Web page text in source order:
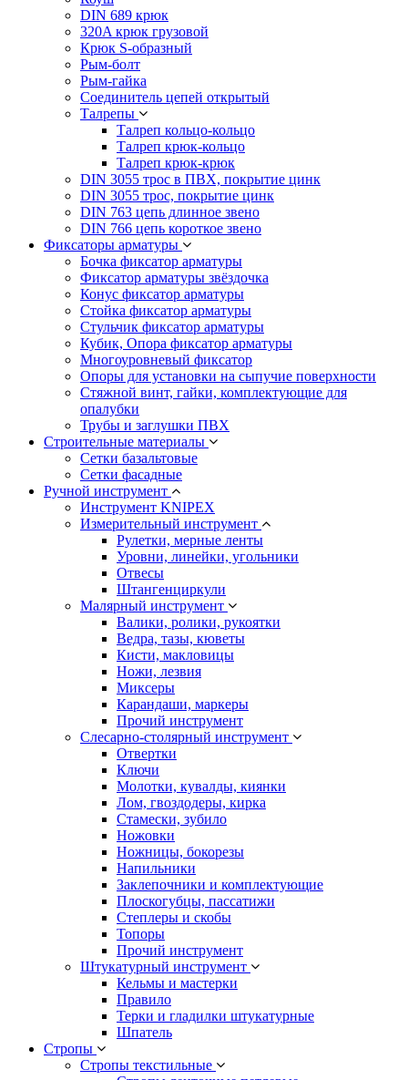
DIN 689 крюк
320A крюк грузовой
Крюк S-образный
Рым-болт
Рым-гайка
Соединитель цепей открытый
Талрепы
Талреп кольцо-кольцо
Талреп крюк-кольцо
Талреп крюк-крюк
DIN 3055 трос в ПВХ, покрытие цинк
DIN 3055 трос, покрытие цинк
DIN 763 цепь длинное звено
DIN 766 цепь короткое звено
Фиксаторы арматуры
Бочка фиксатор арматуры
Фиксатор арматуры звёздочка
Конус фиксатор арматуры
Стойка фиксатор арматуры
Стульчик фиксатор арматуры
Кубик, Опора фиксатор арматуры
Многоуровневый фиксатор
Опоры для установки на сыпучие поверхности
Стяжной винт, гайки, комплектующие для
опалубки
Трубы и заглушки ПВХ
Строительные материалы
Сетки базальтовые
Сетки фасадные
Ручной инструмент
Инструмент KNIPEX
Измерительный инструмент
Рулетки, мерные ленты
Уровни, линейки, угольники
Отвесы
Штангенциркули
Малярный инструмент
Валики, ролики, рукоятки
Ведра, тазы, кюветы
Кисти, макловицы
Ножи, лезвия
Миксеры
Карандаши, маркеры
Прочий инструмент
Слесарно-столярный инструмент
Отвертки
Ключи
Молотки, кувалды, киянки
Лом, гвоздодеры, кирка
Стамески, зубило
Ножовки
Ножницы, бокорезы
Напильники
Заклепочники и комплектующие
Плоскогубцы, пассатижи
Степлеры и скобы
Топоры
Прочий инструмент
Штукатурный инструмент
Кельмы и мастерки
Правило
Терки и гладилки штукатурные
Шпатель
Стропы
Стропы текстильные